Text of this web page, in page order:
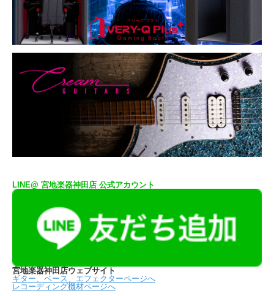
LINE@ 宮地楽器神田店 公式アカウント
宮地楽器神田店ウェブサイト
ギター、ベース、エフェクターページへ
レコーディング機材ページへ